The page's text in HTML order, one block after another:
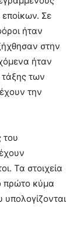
Σε
ήταν
στην
ήταν
των
την
του
Τα στοιχεία
πρώτο κύμα